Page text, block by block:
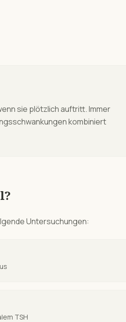
sie plötzlich auftritt. Immer
kombiniert
Untersuchungen:
TSH